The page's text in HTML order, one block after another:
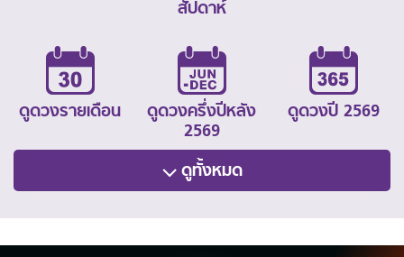
สัปดาห์
ดูดวงรายเดือน
ดูดวงครึ่งปีหลัง
2569
ดูดวงปี 2569
ดูทั้งหมด